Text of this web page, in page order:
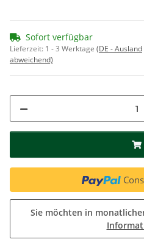
Sofort verfügbar
Lieferzeit: 1 - 3 Werktage (DE - Ausland
abweichend)
Sie möchten in